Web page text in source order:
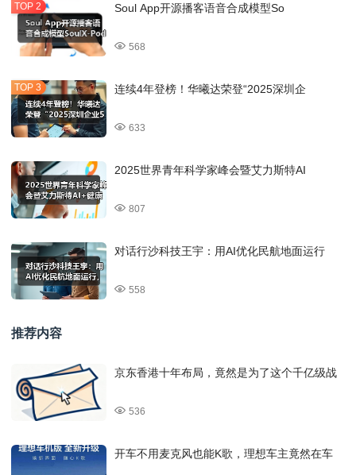
Soul App开源播客语音合成模型So
568
连续4年登榜！华曦达荣登“2025深圳企
633
2025世界青年科学家峰会暨艾力斯特AI
807
对话行沙科技王宇：用AI优化民航地面运行
558
推荐内容
京东香港十年布局，竟然是为了这个千亿级战
536
开车不用麦克风也能K歌，理想车主竟然在车